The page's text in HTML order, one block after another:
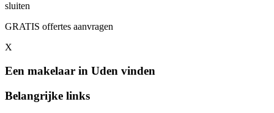
sluiten
GRATIS offertes aanvragen
X
Een makelaar in Uden vinden
Belangrijke links